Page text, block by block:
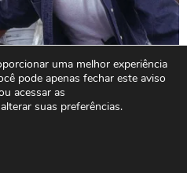
uma melhor experiência
pode apenas fechar este aviso
acessar as
suas preferências.